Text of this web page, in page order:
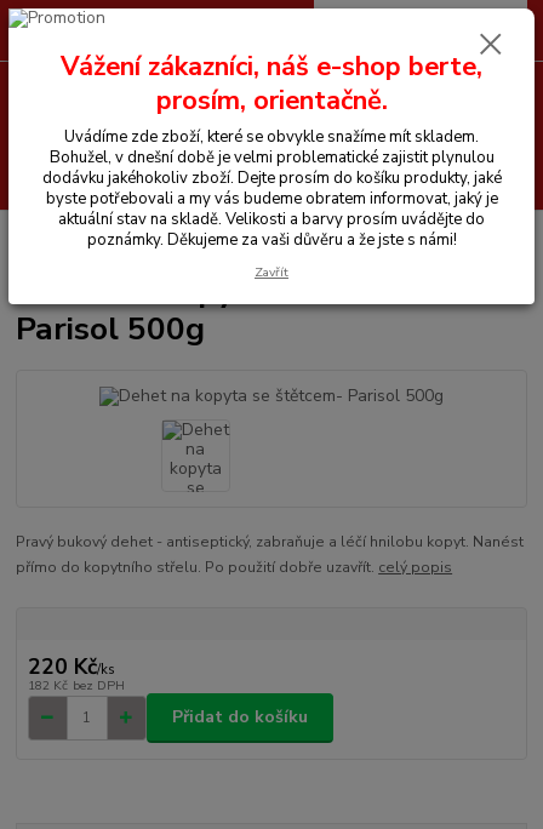
Hledat
+420 605 255 500 0 Kč
Chemické prostředky Dehet na kopyta se štětcem- Parisol 500g
Dehet na kopyta se štětcem-
Parisol 500g
Pravý bukový dehet - antiseptický, zabraňuje a léčí hnilobu kopyt. Nanést
přímo do kopytního střelu. Po použití dobře uzavřít. celý popis
220 Kč/ks
182 Kč bez DPH
Přidat do košíku
Vážení zákazníci, náš e-shop berte,
prosím, orientačně.
Uvádíme zde zboží, které se obvykle snažíme mít skladem.
Bohužel, v dnešní době je velmi problematické zajistit plynulou
dodávku jakéhokoliv zboží. Dejte prosím do košíku produkty, jaké
byste potřebovali a my vás budeme obratem informovat, jaký je
aktuální stav na skladě. Velikosti a barvy prosím uvádějte do
poznámky. Děkujeme za vaši důvěru a že jste s námi!
Zavřít